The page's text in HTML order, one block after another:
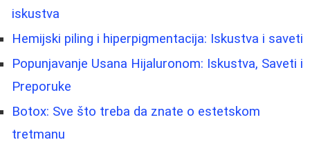
iskustva
Hemijski piling i hiperpigmentacija: Iskustva i saveti
Popunjavanje Usana Hijaluronom: Iskustva, Saveti i
Preporuke
Botox: Sve što treba da znate o estetskom
tretmanu